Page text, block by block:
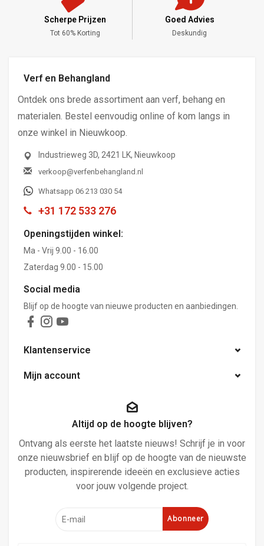
Scherpe Prijzen
Tot 60% Korting
Goed Advies
Deskundig
Verf en Behangland
Ontdek ons brede assortiment aan verf, behang en
materialen. Bestel eenvoudig online of kom langs in
onze winkel in Nieuwkoop.
Industrieweg 3D, 2421 LK, Nieuwkoop
verkoop@verfenbehangland.nl
Whatsapp 06 213 030 54
+31 172 533 276
Openingstijden winkel:
Ma - Vrij 9.00 - 16.00
Zaterdag 9.00 - 15.00
Social media
Blijf op de hoogte van nieuwe producten en aanbiedingen.
Klantenservice
Mijn account
Altijd op de hoogte blijven?
Ontvang als eerste het laatste nieuws! Schrijf je in voor
onze nieuwsbrief en blijf op de hoogte van de nieuwste
producten, inspirerende ideeën en exclusieve acties
voor jouw volgende project.
Abonneer